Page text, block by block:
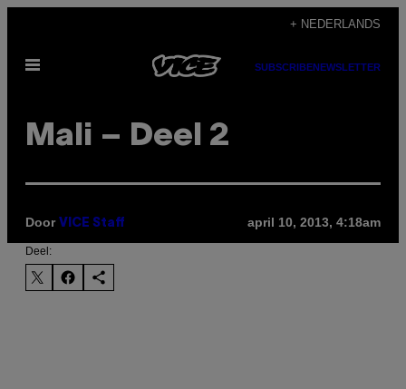
de
+ NEDERLANDS
Open
SUBSCRIBENEWSLETTER
Mali – Deel 2
Door VICE Staff april 10, 2013, 4:18am
Deel: